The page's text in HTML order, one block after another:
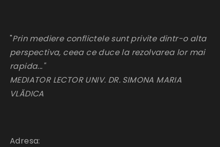
"Prin mediere conflictele sunt privite dintr-o alta
perspectiva, ceea ce duce la rezolvarea lor mai
rapida..."
MEDIATOR LECTOR UNIV. DR. SIMONA MARIA
VLĂDICA
Adresa: